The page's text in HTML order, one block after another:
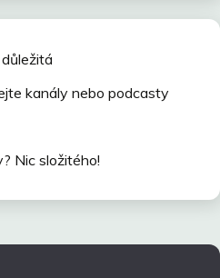
kanály nebo podcasty
Nic složitého!